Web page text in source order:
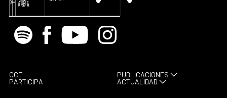
Spotify Facebook
Youtube Instagram
CCE
PARTICIPA
PUBLICACIONES
ACTUALIDAD